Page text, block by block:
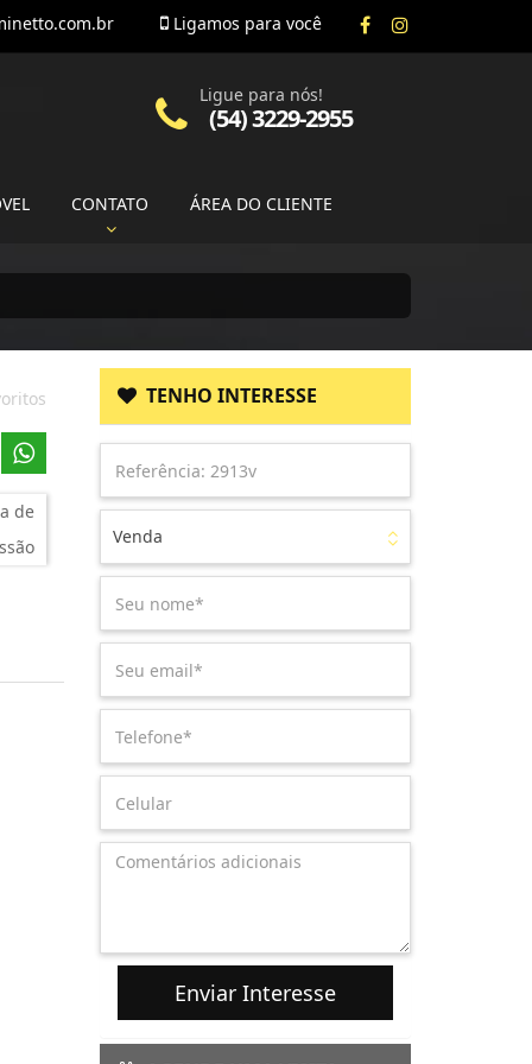
Ligamos para você
CONTATO ÁREA DO CLIENTE
Ligue para nós!
(54) 3229-2955
de
TENHO INTERESSE
Venda
Enviar Interesse